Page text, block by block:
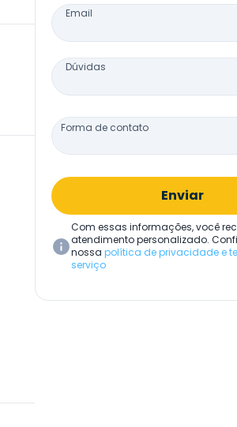
Email
Dúvidas
Forma de contato
Enviar
Com essas informações, você
atendimento personalizado.
nossa política de privacidade e
serviço